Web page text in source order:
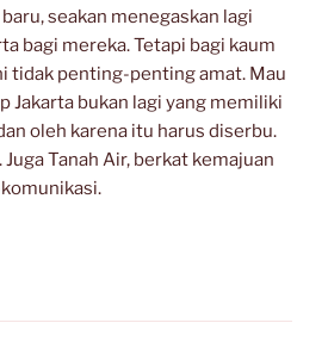
seakan menegaskan lagi
bagi mereka. Tetapi bagi kaum
tidak penting-penting amat. Mau
Jakarta bukan lagi yang memiliki
oleh karena itu harus diserbu.
Tanah Air, berkat kemajuan